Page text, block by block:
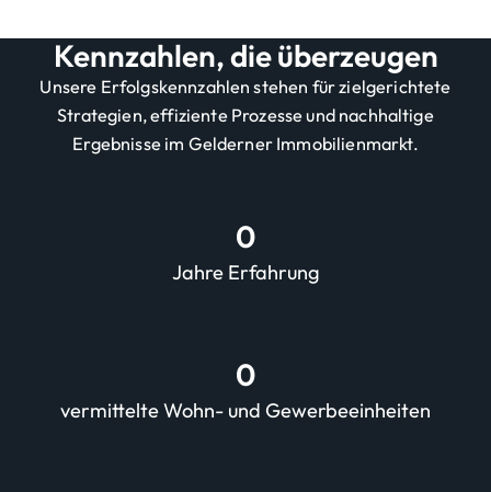
Kennzahlen, die überzeugen
Unsere Erfolgskennzahlen stehen für zielgerichtete
Strategien, effiziente Prozesse und nachhaltige
Ergebnisse im Gelderner Immobilienmarkt.
0
Jahre Erfahrung
0
vermittelte Wohn- und Gewerbeeinheiten